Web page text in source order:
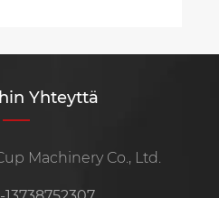
Yhteyttä
Machinery Co., Ltd.